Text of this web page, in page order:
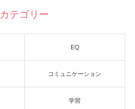
カテゴリー
EQ
コミュニケーション
学習